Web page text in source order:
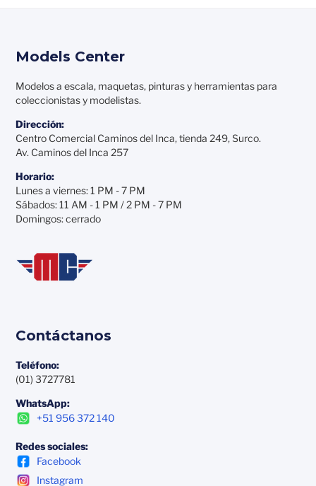
Models Center
Modelos a escala, maquetas, pinturas y herramientas para
coleccionistas y modelistas.
Dirección:
Centro Comercial Caminos del Inca, tienda 249, Surco.
Av. Caminos del Inca 257
Horario:
Lunes a viernes: 1 PM - 7 PM
Sábados: 11 AM - 1 PM / 2 PM - 7 PM
Domingos: cerrado
Contáctanos
Teléfono:
(01) 3727781
WhatsApp:
+51 956 372 140
Redes sociales:
Facebook
Instagram